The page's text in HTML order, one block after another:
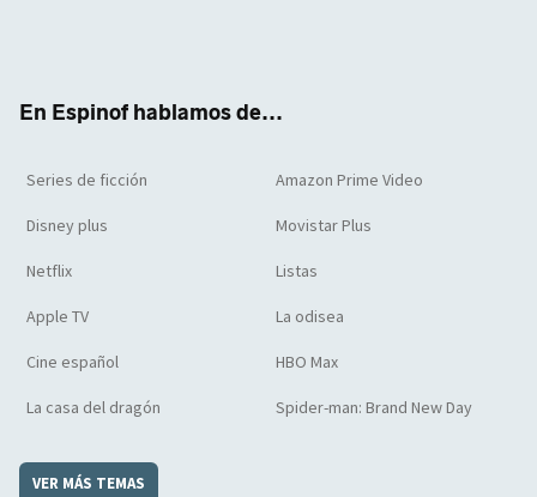
En Espinof hablamos de...
Series de ficción Amazon Prime Video
Disney plus Movistar Plus
Netflix Listas
Apple TV La odisea
Cine español HBO Max
La casa del dragón Spider-man: Brand New Day
VER MÁS TEMAS